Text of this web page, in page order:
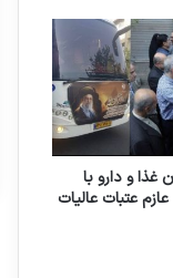
غذا و دارو با
عتبات عالیات